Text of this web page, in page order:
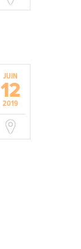
JUIN
12
2019